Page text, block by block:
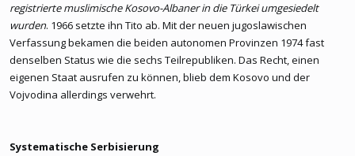
registrierte muslimische Kosovo-Albaner in die Türkei umgesiedelt
wurden. 1966 setzte ihn Tito ab. Mit der neuen jugoslawischen
Verfassung bekamen die beiden autonomen Provinzen 1974 fast
denselben Status wie die sechs Teilrepubliken. Das Recht, einen
eigenen Staat ausrufen zu können, blieb dem Kosovo und der
Vojvodina allerdings verwehrt.
Systematische Serbisierung